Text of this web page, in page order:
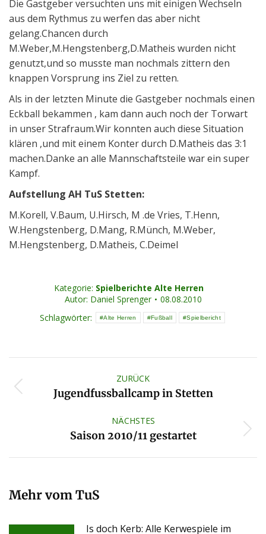
Die Gastgeber versuchten uns mit einigen Wechseln
aus dem Rythmus zu werfen das aber nicht
gelang.Chancen durch
M.Weber,M.Hengstenberg,D.Matheis wurden nicht
genutzt,und so musste man nochmals zittern den
knappen Vorsprung ins Ziel zu retten.
Als in der letzten Minute die Gastgeber nochmals einen
Eckball bekammen , kam dann auch noch der Torwart
in unser Strafraum.Wir konnten auch diese Situation
klären ,und mit einem Konter durch D.Matheis das 3:1
machen.Danke an alle Mannschaftsteile war ein super
Kampf.
Aufstellung AH TuS Stetten:
M.Korell, V.Baum, U.Hirsch, M .de Vries, T.Henn,
W.Hengstenberg, D.Mang, R.Münch, M.Weber,
M.Hengstenberg, D.Matheis, C.Deimel
Kategorie: Spielberichte Alte Herren
Autor: Daniel Sprenger
08.08.2010
Schlagwörter:
Alte Herren Fußball Spielbericht
ZURÜCK
Vorheriger
Jugendfussballcamp in Stetten
NÄCHSTES
Nächster
Saison 2010/11 gestartet
Mehr vom TuS
Is doch Kerb: Alle Kerwespiele im